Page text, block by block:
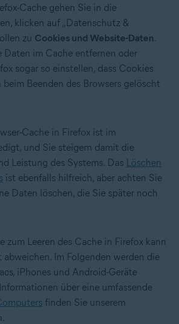
Cache gehen Sie in die
klicken auf „Datenschutz &
zu Cookies und Website-Daten.
Daten im Cache entfernen oder
sogar so einstellen, dass Cookies
Beenden des Browsers gelöscht
Cache in Firefox ist im
und Sie steigern damit die
Leistung des Systems. Das Löschen
ist ebenfalls hilfreich, aber achten Sie
Daten löschen, die Sie später noch
zum Leeren des Cache in Firefox kann
Im Folgenden werden die
iPhones und Android-Geräte
über eine umfassende
finden Sie unserem